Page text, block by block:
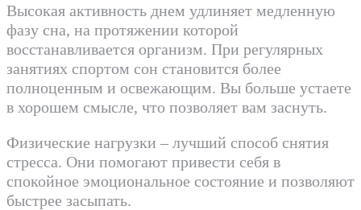
Высокая активность днем удлиняет медленную
фазу сна, на протяжении которой
восстанавливается организм. При регулярных
занятиях спортом сон становится более
полноценным и освежающим. Вы больше устаете
в хорошем смысле, что позволяет вам заснуть.
Физические нагрузки – лучший способ снятия
стресса. Они помогают привести себя в
спокойное эмоциональное состояние и позволяют
быстрее засыпать.